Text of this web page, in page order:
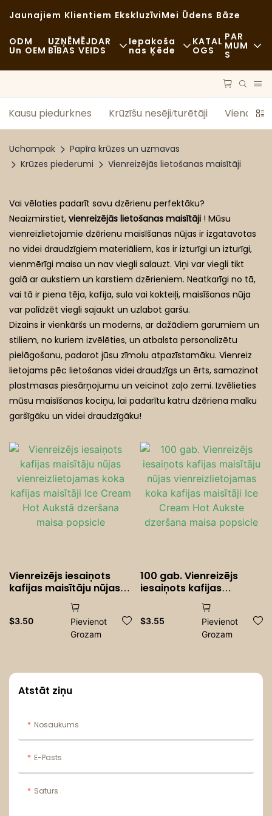
Jaunajiem Klientiem EkskluzīviMei Ūdens Bāze
ODM
Un OEM
UZŅĒMĒJDAR
BĪBAS VEIDS
Izsmalcināta Ēdināšana
Kafejnīcas Un Kafijas Veikali
Pārtikas Furgoni
Maiznīca
Taukaina Karote
Spoku Restorāni
Iepakoša
Nas Ķēde
Process
Tehnoloģija
KATAL
OGS
PAR
MUM
S
Ziņas
Gadījumi
Kausu piedurknes Krūzīšu nesēji/turētāji Viena
Uchampak
Papīra krūzes un uzmavas
Krūzes piederumi
Vienreizējās lietošanas maisītāji
Vai vēlaties padarīt savu dzērienu perfektāku?
Neaizmirstiet, vienreizējās lietošanas maisītāji ! Mūsu
vienreizlietojamie dzērienu maisīšanas nūjas ir izgatavotas
no videi draudzīgiem materiāliem, kas ir izturīgi un izturīgi,
vienmērīgi maisa un nav viegli salauzt. Viņi var viegli tikt
galā ar aukstiem un karstiem dzērieniem. Neatkarīgi no tā,
vai tā ir piena tēja, kafija, sula vai kokteiļi, maisīšanas nūja
var palīdzēt viegli sajaukt un uzlabot garšu.
Dizains ir vienkāršs un moderns, ar dažādiem garumiem un
stiliem, no kuriem izvēlēties, un atbalsta personalizētu
pielāgošanu, padarot jūsu zīmolu atpazīstamāku. Vienreiz
lietojams pēc lietošanas videi draudzīgs un ērts, samazinot
plastmasas piesārņojumu un veicinot zaļo zemi. Izvēlieties
mūsu maisīšanas kociņu, lai padarītu katru dzēriena malku
garšīgāku un videi draudzīgāku!
Vienreizējs iesaiņots
kafijas maisītāju nūjas
vienreizlietojamas koka
kafijas maisītāji Ice
Cream Hot Aukstā
dzeršana maisa
$3.50
Pievienot
Grozam
100 gab. Vienreizējs
iesaiņots kafijas
maisītāju nūjas
vienreizlietojamas koka
kafijas maisītāji Ice
Cream Hot Aukste
$3.55
Pievienot
Grozam
Atstāt ziņu
Nosaukums
E-Pasts
Saturs